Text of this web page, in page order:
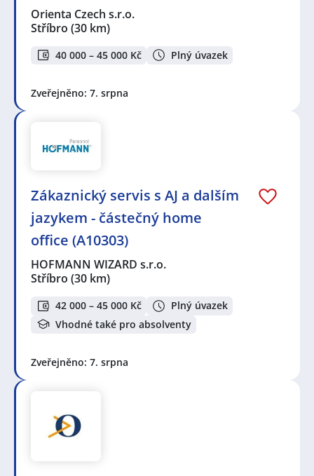
Orienta Czech s.r.o.
Stříbro (30 km)
40 000 – 45 000 Kč Plný úvazek
Zveřejněno: 7. srpna
Zákaznický servis s AJ a dalším
jazykem - částečný home
office (A10303)
HOFMANN WIZARD s.r.o.
Stříbro (30 km)
42 000 – 45 000 Kč
Plný úvazek
Vhodné také pro absolventy
Zveřejněno: 7. srpna